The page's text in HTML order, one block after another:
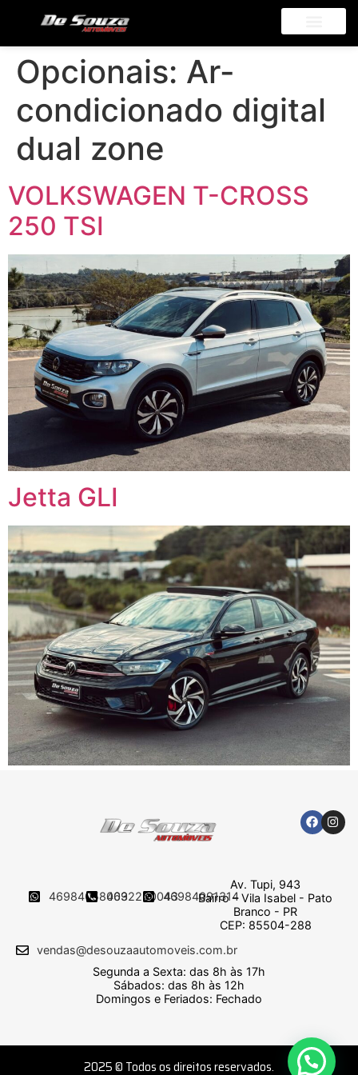
Opcionais: Ar-
condicionado digital
dual zone
VOLKSWAGEN T-CROSS
250 TSI
Jetta GLI
46984058009463225004346984091314
Av. Tupi, 943
Bairro – Vila Isabel - Pato
Branco - PR
CEP: 85504-288
vendas@desouzaautomoveis.com.br
Segunda a Sexta: das 8h às 17h
Sábados: das 8h às 12h
Domingos e Feriados: Fechado
2025 © Todos os direitos reservados.